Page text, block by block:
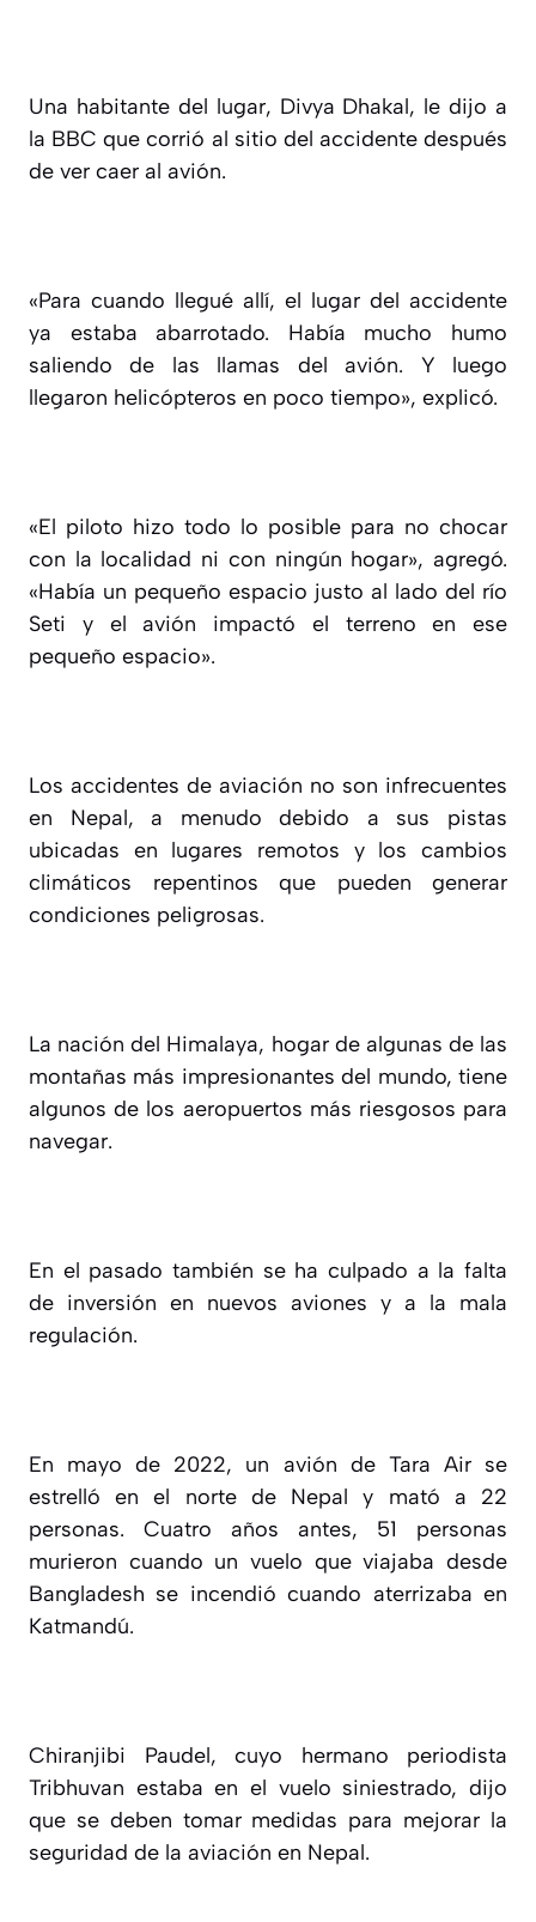
Una habitante del lugar, Divya Dhakal, le dijo a
la BBC que corrió al sitio del accidente después
de ver caer al avión.
«Para cuando llegué allí, el lugar del accidente
ya estaba abarrotado. Había mucho humo
saliendo de las llamas del avión. Y luego
llegaron helicópteros en poco tiempo», explicó.
«El piloto hizo todo lo posible para no chocar
con la localidad ni con ningún hogar», agregó.
«Había un pequeño espacio justo al lado del río
Seti y el avión impactó el terreno en ese
pequeño espacio».
Los accidentes de aviación no son infrecuentes
en Nepal, a menudo debido a sus pistas
ubicadas en lugares remotos y los cambios
climáticos repentinos que pueden generar
condiciones peligrosas.
La nación del Himalaya, hogar de algunas de las
montañas más impresionantes del mundo, tiene
algunos de los aeropuertos más riesgosos para
navegar.
En el pasado también se ha culpado a la falta
de inversión en nuevos aviones y a la mala
regulación.
En mayo de 2022, un avión de Tara Air se
estrelló en el norte de Nepal y mató a 22
personas. Cuatro años antes, 51 personas
murieron cuando un vuelo que viajaba desde
Bangladesh se incendió cuando aterrizaba en
Katmandú.
Chiranjibi Paudel, cuyo hermano periodista
Tribhuvan estaba en el vuelo siniestrado, dijo
que se deben tomar medidas para mejorar la
seguridad de la aviación en Nepal.